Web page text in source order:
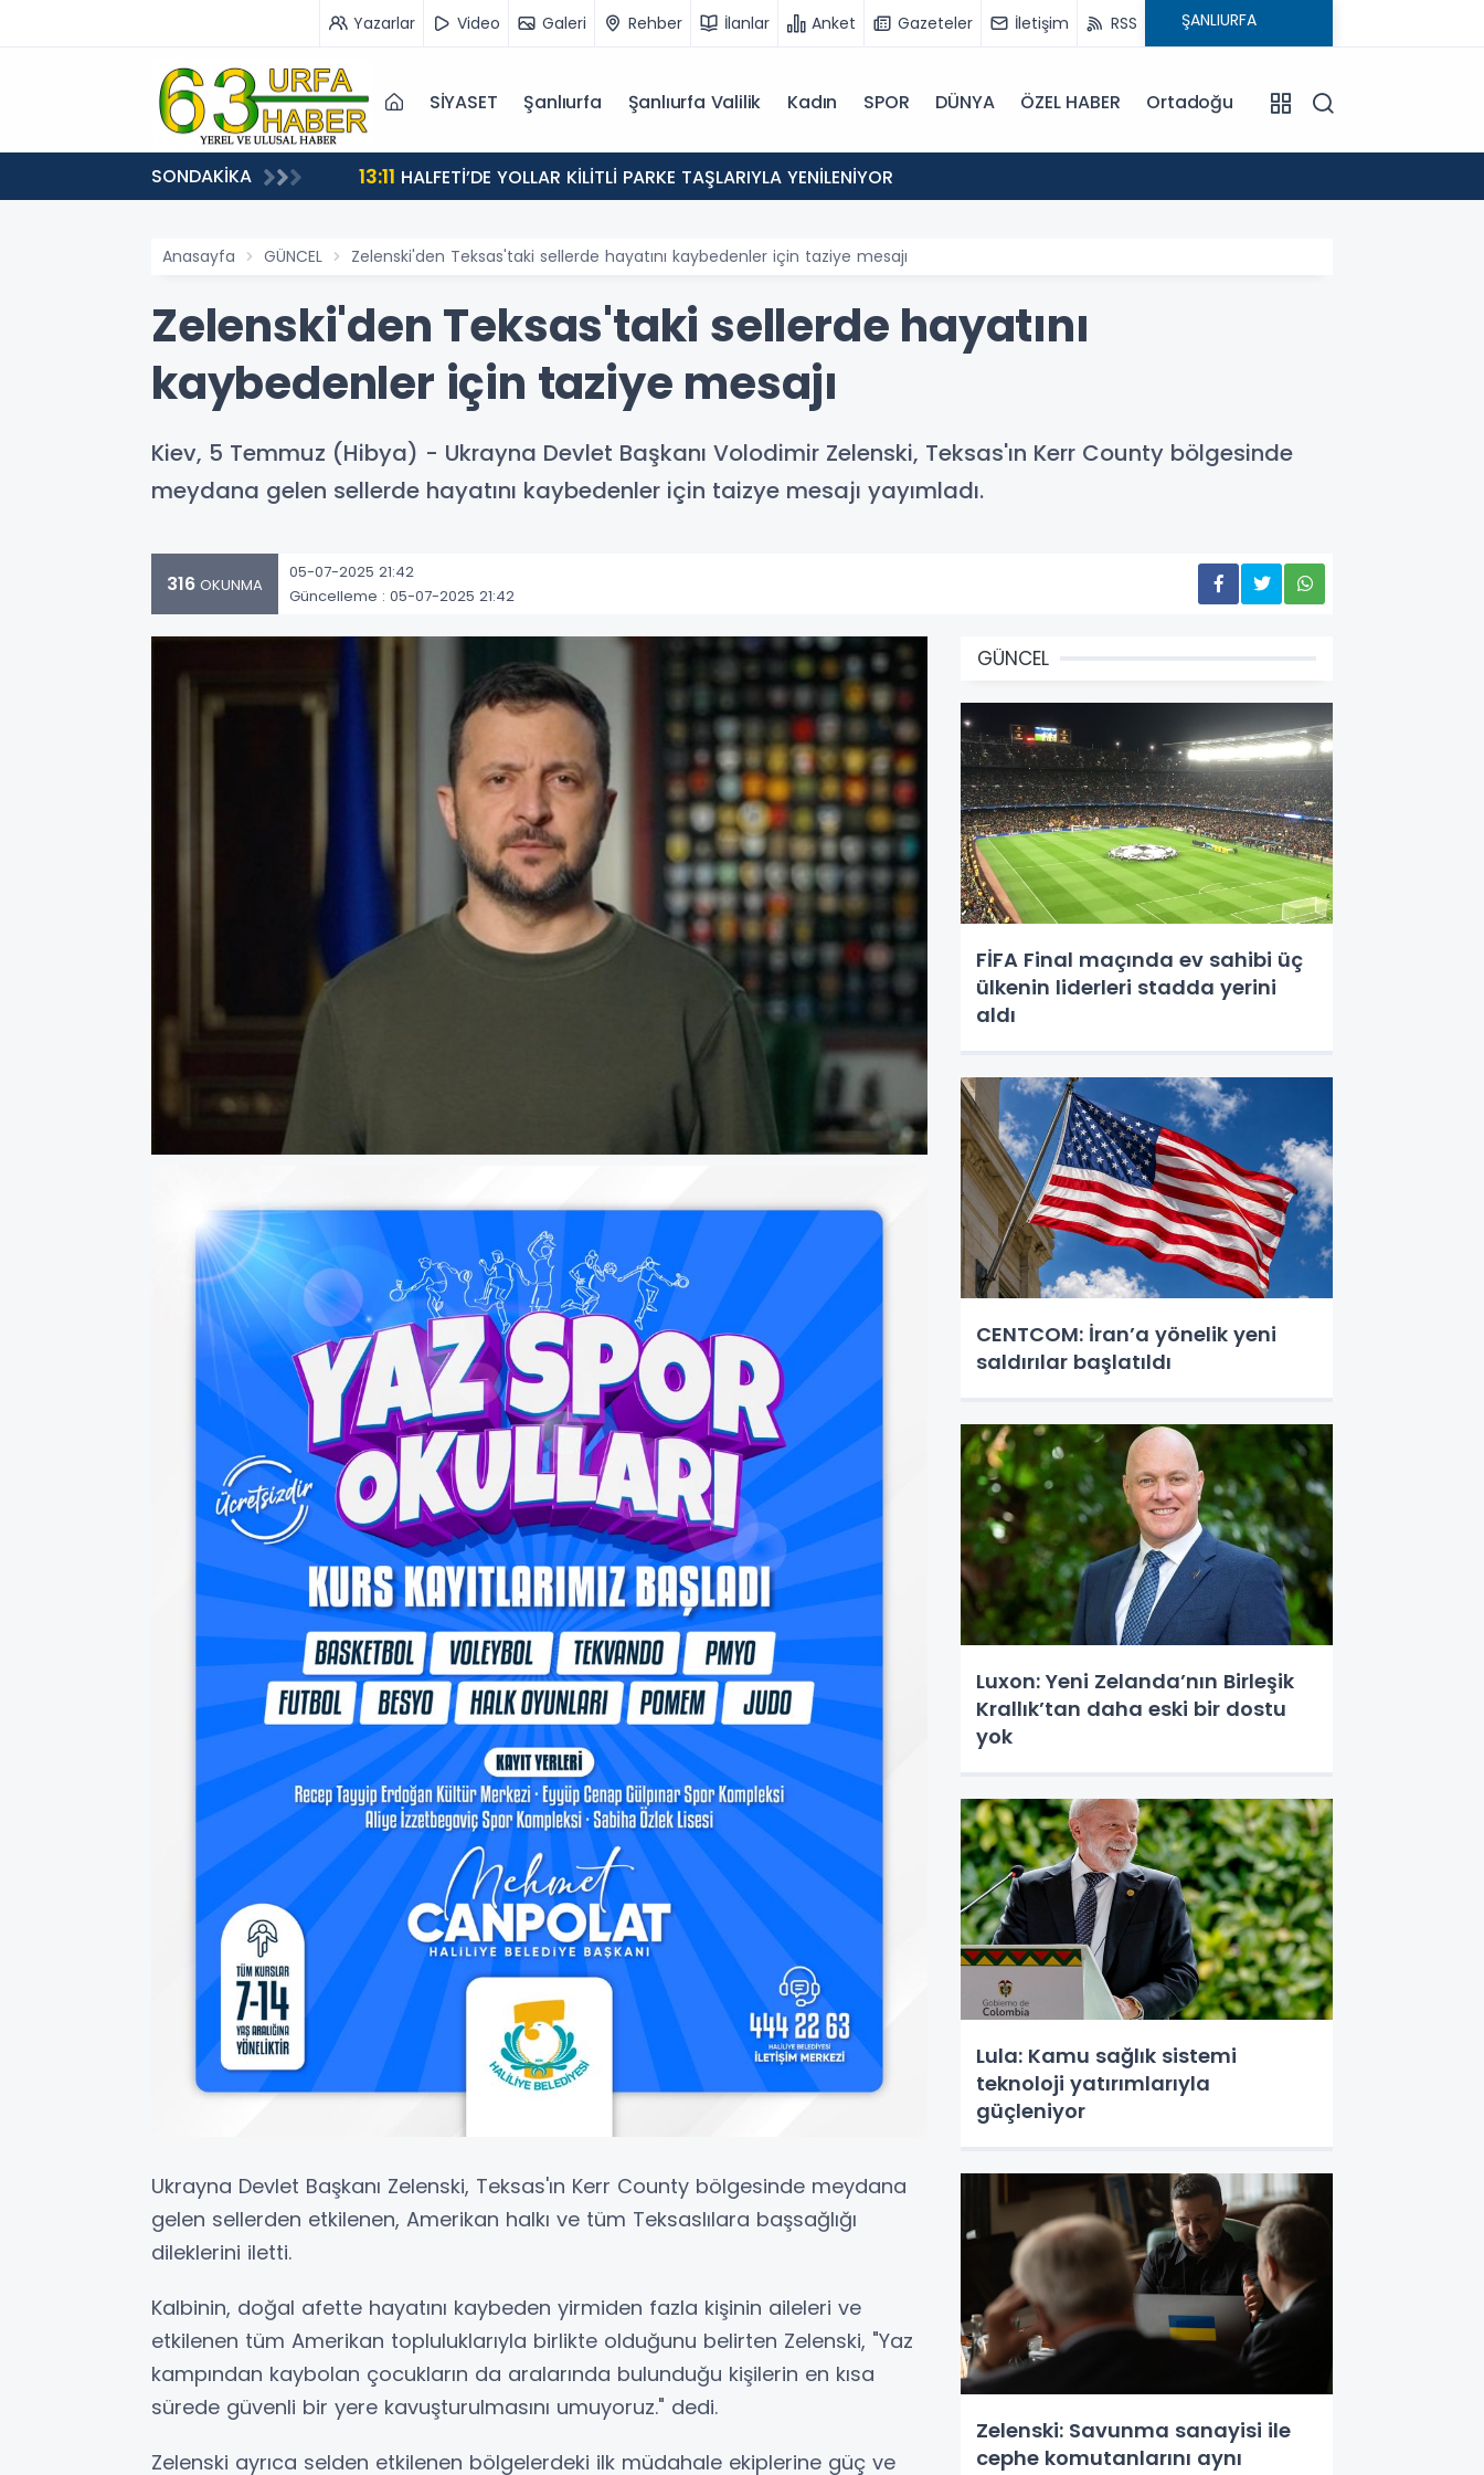
Yazarlar Video Galeri Rehber İlanlar Anket Gazeteler İletişim RSS
SİYASET Şanlıurfa Şanlıurfa Valilik Kadın SPOR DÜNYA ÖZEL HABER Ortadoğu
SONDAKİKA 13:11 HALFETİ’DE YOLLAR KİLİTLİ PARKE TAŞLARIYLA YENİLENİYOR
Anasayfa GÜNCEL Zelenski'den Teksas'taki sellerde hayatını kaybedenler için taziye mesajı
Zelenski'den Teksas'taki sellerde hayatını
kaybedenler için taziye mesajı
Kiev, 5 Temmuz (Hibya) - Ukrayna Devlet Başkanı Volodimir Zelenski, Teksas'ın Kerr County bölgesinde
meydana gelen sellerde hayatını kaybedenler için taizye mesajı yayımladı.
316 OKUNMA
05-07-2025 21:42
Güncelleme : 05-07-2025 21:42
Ukrayna Devlet Başkanı Zelenski, Teksas'ın Kerr County bölgesinde meydana
gelen sellerden etkilenen, Amerikan halkı ve tüm Teksaslılara başsağlığı
dileklerini iletti.
Kalbinin, doğal afette hayatını kaybeden yirmiden fazla kişinin aileleri ve
etkilenen tüm Amerikan topluluklarıyla birlikte olduğunu belirten Zelenski, "Yaz
kampından kaybolan çocukların da aralarında bulunduğu kişilerin en kısa
sürede güvenli bir yere kavuşturulmasını umuyoruz." dedi.
Zelenski ayrıca selden etkilenen bölgelerdeki ilk müdahale ekiplerine güç ve
GÜNCEL
FİFA Final maçında ev sahibi üç
ülkenin liderleri stadda yerini
aldı
CENTCOM: İran’a yönelik yeni
saldırılar başlatıldı
Luxon: Yeni Zelanda’nın Birleşik
Krallık’tan daha eski bir dostu
yok
Lula: Kamu sağlık sistemi
teknoloji yatırımlarıyla
güçleniyor
Zelenski: Savunma sanayisi ile
cephe komutanlarını aynı